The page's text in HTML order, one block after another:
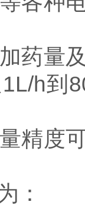
药量
h到
度可
：